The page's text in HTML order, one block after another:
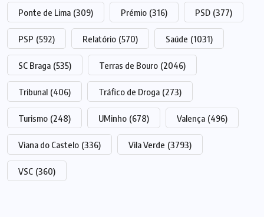
Ponte de Lima (309) Prémio (316) PSD (377)
PSP (592) Relatório (570) Saúde (1031)
SC Braga (535) Terras de Bouro (2046)
Tribunal (406) Tráfico de Droga (273)
Turismo (248) UMinho (678) Valença (496)
Viana do Castelo (336) Vila Verde (3793)
VSC (360)